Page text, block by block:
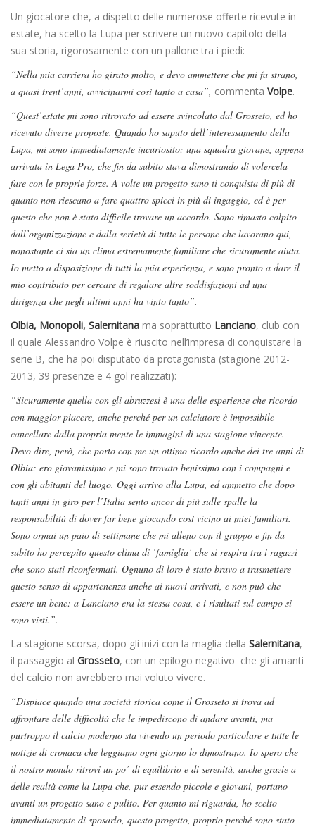
Un giocatore che, a dispetto delle numerose offerte ricevute in
estate, ha scelto la Lupa per scrivere un nuovo capitolo della
sua storia, rigorosamente con un pallone tra i piedi:
“Nella mia carriera ho girato molto, e devo ammettere che mi fa strano,
a quasi trent’anni, avvicinarmi così tanto a casa”, commenta Volpe.
“Quest’estate mi sono ritrovato ad essere svincolato dal Grosseto, ed ho
ricevuto diverse proposte. Quando ho saputo dell’interessamento della
Lupa, mi sono immediatamente incuriosito: una squadra giovane, appena
arrivata in Lega Pro, che fin da subito stava dimostrando di volercela
fare con le proprie forze. A volte un progetto sano ti conquista di più di
quanto non riescano a fare quattro spicci in più di ingaggio, ed è per
questo che non è stato difficile trovare un accordo. Sono rimasto colpito
dall’organizzazione e dalla serietà di tutte le persone che lavorano qui,
nonostante ci sia un clima estremamente familiare che sicuramente aiuta.
Io metto a disposizione di tutti la mia esperienza, e sono pronto a dare il
mio contributo per cercare di regalare altre soddisfazioni ad una
dirigenza che negli ultimi anni ha vinto tanto”.
Olbia, Monopoli, Salernitana ma soprattutto Lanciano, club con
il quale Alessandro Volpe è riuscito nell’impresa di conquistare la
serie B, che ha poi disputato da protagonista (stagione 2012-
2013, 39 presenze e 4 gol realizzati):
“Sicuramente quella con gli abruzzesi è una delle esperienze che ricordo
con maggior piacere, anche perché per un calciatore è impossibile
cancellare dalla propria mente le immagini di una stagione vincente.
Devo dire, però, che porto con me un ottimo ricordo anche dei tre anni di
Olbia: ero giovanissimo e mi sono trovato benissimo con i compagni e
con gli abitanti del luogo. Oggi arrivo alla Lupa, ed ammetto che dopo
tanti anni in giro per l’Italia sento ancor di più sulle spalle la
responsabilità di dover far bene giocando così vicino ai miei familiari.
Sono ormai un paio di settimane che mi alleno con il gruppo e fin da
subito ho percepito questo clima di ‘famiglia’ che si respira tra i ragazzi
che sono stati riconfermati. Ognuno di loro è stato bravo a trasmettere
questo senso di appartenenza anche ai nuovi arrivati, e non può che
essere un bene: a Lanciano era la stessa cosa, e i risultati sul campo si
sono visti.”.
La stagione scorsa, dopo gli inizi con la maglia della Salernitana,
il passaggio al Grosseto, con un epilogo negativo che gli amanti
del calcio non avrebbero mai voluto vivere.
“Dispiace quando una società storica come il Grosseto si trova ad
affrontare delle difficoltà che le impediscono di andare avanti, ma
purtroppo il calcio moderno sta vivendo un periodo particolare e tutte le
notizie di cronaca che leggiamo ogni giorno lo dimostrano. Io spero che
il nostro mondo ritrovi un po’ di equilibrio e di serenità, anche grazie a
delle realtà come la Lupa che, pur essendo piccole e giovani, portano
avanti un progetto sano e pulito. Per quanto mi riguarda, ho scelto
immediatamente di sposarlo, questo progetto, proprio perché sono stato